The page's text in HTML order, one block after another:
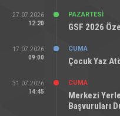
27.07.2026
12:20
PAZARTESI
GSF 2026
17.07.2026
09:00
CUMA
Çocuk Yaz
31.07.2026
14:45
CUMA
Merkezi
Başvuruları